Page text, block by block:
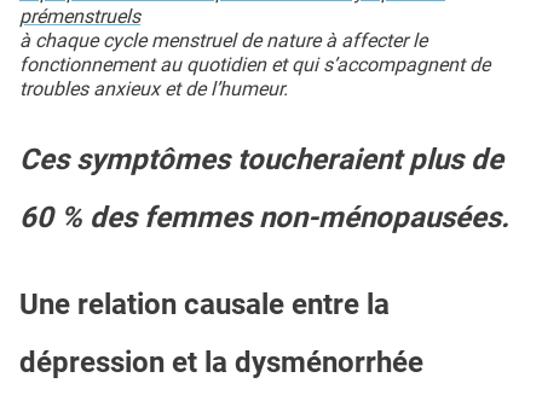
prémenstruels
à chaque cycle menstruel de nature à affecter le
fonctionnement au quotidien et qui s’accompagnent de
troubles anxieux et de l’humeur.
Ces symptômes toucheraient plus de
60 % des femmes non-ménopausées.
Une relation causale entre la
dépression et la dysménorrhée